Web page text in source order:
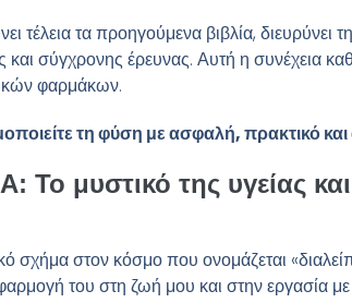
τέλεια τα προηγούμενα βιβλία,
σύγχρονης έρευνας. Αυτή η συνέχεια
φαρμάκων.
τη φύση με ασφαλή, πρακτικό
μυστικό της υγείας
σχήμα στον κόσμο που ονομάζεται
του στη ζωή μου και στην εργασία με